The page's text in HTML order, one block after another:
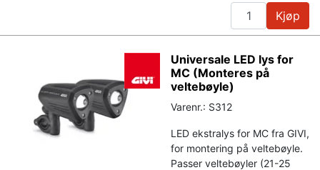
Kjøp
Universale LED lys for
MC (Monteres på
veltebøyle)
Varenr.: S312
LED ekstralys for MC fra GIVI,
for montering på veltebøyle.
Passer veltebøyler (21-25